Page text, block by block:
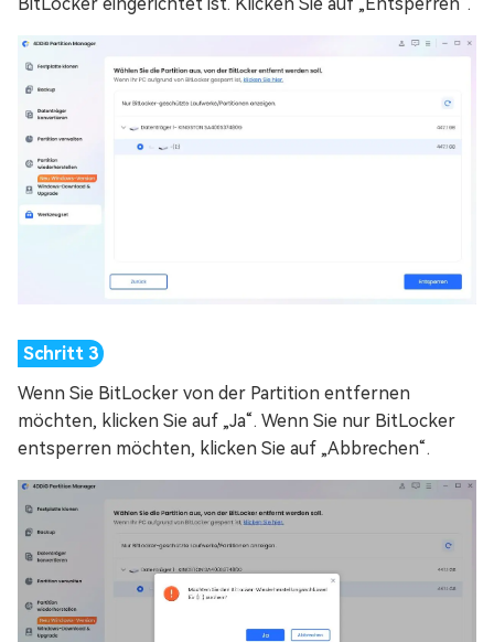
BitLocker eingerichtet ist. Klicken Sie auf „Entsperren“.
Wenn Sie BitLocker von der Partition entfernen
möchten, klicken Sie auf „Ja“. Wenn Sie nur BitLocker
entsperren möchten, klicken Sie auf „Abbrechen“.